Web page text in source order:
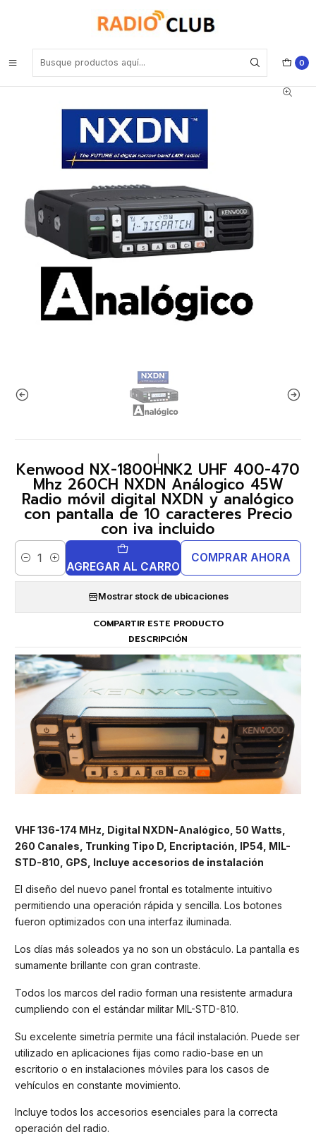
0
Kenwood NX-1800HNK2 UHF 400-470 Mhz 260CH NXDN
Análogico 45W Radio móvil digital NXDN y analógico con pantalla de
Kenwood NX-1800HNK2 UHF 400-470
Mhz 260CH NXDN Análogico 45W
Radio móvil digital NXDN y analógico
con pantalla de 10 caracteres Precio
con iva incluido
Cantidad AGREGAR AL CARRO
COMPRAR AHORA
Mostrar stock de ubicaciones
COMPARTIR ESTE PRODUCTO
DESCRIPCIÓN
VHF 136-174 MHz, Digital NXDN-Analógico, 50 Watts,
260 Canales, Trunking Tipo D, Encriptación, IP54, MIL-
STD-810, GPS, Incluye accesorios de instalación
El diseño del nuevo panel frontal es totalmente intuitivo
permitiendo una operación rápida y sencilla. Los botones
fueron optimizados con una interfaz iluminada.
Los días más soleados ya no son un obstáculo. La pantalla es
sumamente brillante con gran contraste.
Todos los marcos del radio forman una resistente armadura
cumpliendo con el estándar militar MIL-STD-810.
Su excelente simetría permite una fácil instalación. Puede ser
utilizado en aplicaciones fijas como radio-base en un
escritorio o en instalaciones móviles para los casos de
vehículos en constante movimiento.
Incluye todos los accesorios esenciales para la correcta
operación del radio.